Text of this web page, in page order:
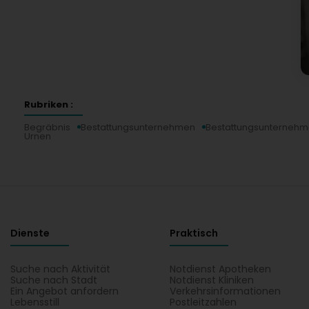
Rubriken :
Begräbnis
Bestattungsunternehmen
Urnen
Dienste
Suche nach Aktivität
Suche nach Stadt
Ein Angebot anfordern
Lebensstill
Praktisch
Notdienst Apotheken
Notdienst Kliniken
Verkehrsinformationen
Postleitzahlen